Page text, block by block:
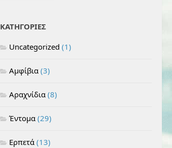
ΚΑΤΗΓΟΡΙΕΣ
Uncategorized (1)
Αμφίβια (3)
Αραχνίδια (8)
Έντομα (29)
Ερπετά (13)